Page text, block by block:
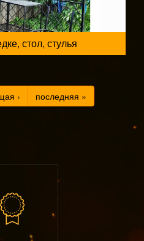
стол, стулья
› последняя »